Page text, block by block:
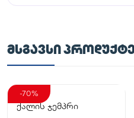
ᲛᲡᲒᲐᲕᲡᲘ
-70%
ქალის ჯემპრი